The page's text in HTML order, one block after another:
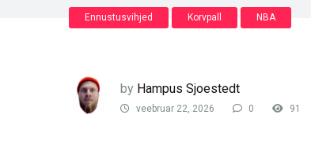
Ennustusvihjed Korvpall NBA
by Hampus Sjoestedt
veebruar 22, 2026 0 91